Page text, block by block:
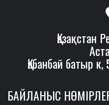
Қазақстан
Қабанбай батыр
БАЙЛАНЫС